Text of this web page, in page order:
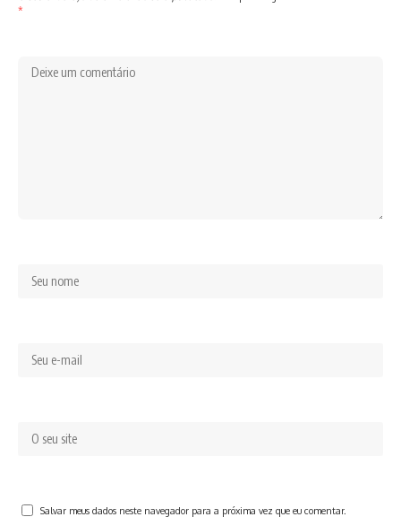
*
Salvar meus dados neste navegador para a próxima vez que eu comentar.